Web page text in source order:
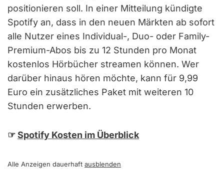
positionieren soll. In einer Mitteilung kündigte
Spotify an, dass in den neuen Märkten ab sofort
alle Nutzer eines Individual-, Duo- oder Family-
Premium-Abos bis zu 12 Stunden pro Monat
kostenlos Hörbücher streamen können. Wer
darüber hinaus hören möchte, kann für 9,99
Euro ein zusätzliches Paket mit weiteren 10
Stunden erwerben.
☞Spotify Kosten im Überblick
Alle Anzeigen dauerhaft ausblenden